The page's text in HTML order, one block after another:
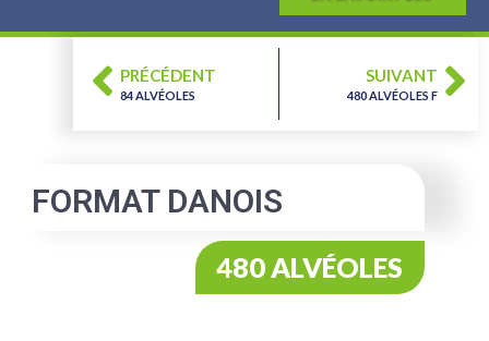
PRÉCÉDENT
84 ALVÉOLES
SUIVANT
480 ALVÉOLES F
FORMAT DANOIS
480 ALVÉOLES